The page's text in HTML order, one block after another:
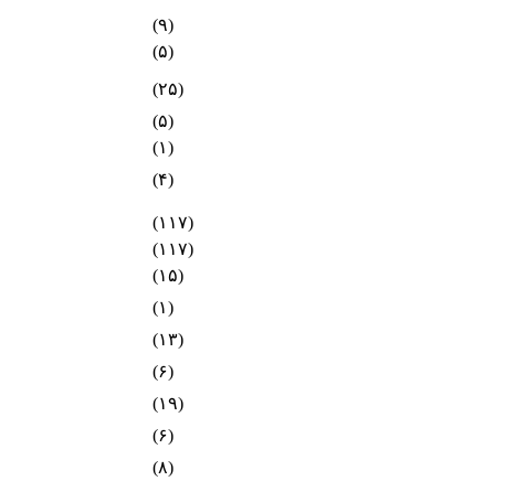
(۹)
(۵)
(۲۵)
(۵)
(۱)
(۴)
(۱۱۷)
(۱۱۷)
(۱۵)
(۱)
(۱۳)
(۶)
(۱۹)
(۶)
(۸)